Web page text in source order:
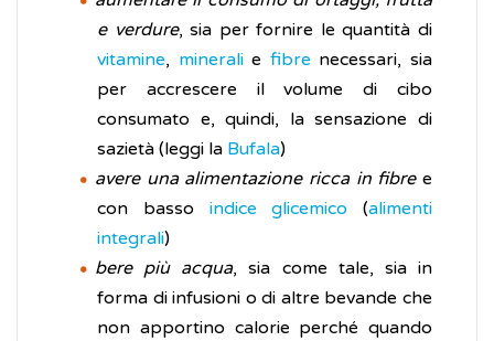
e verdure, sia per fornire le quantità di
vitamine, mineralie fibre necessari, sia
per accrescere il volume di cibo
consumato e, quindi, la sensazione di
sazietà (leggi la Bufala)
avere una alimentazione ricca in fibree
con basso indice glicemico (alimenti
integrali)
bere più acqua, sia come tale, sia in
forma di infusioni o di altre bevande che
non apportino calorie perché quando